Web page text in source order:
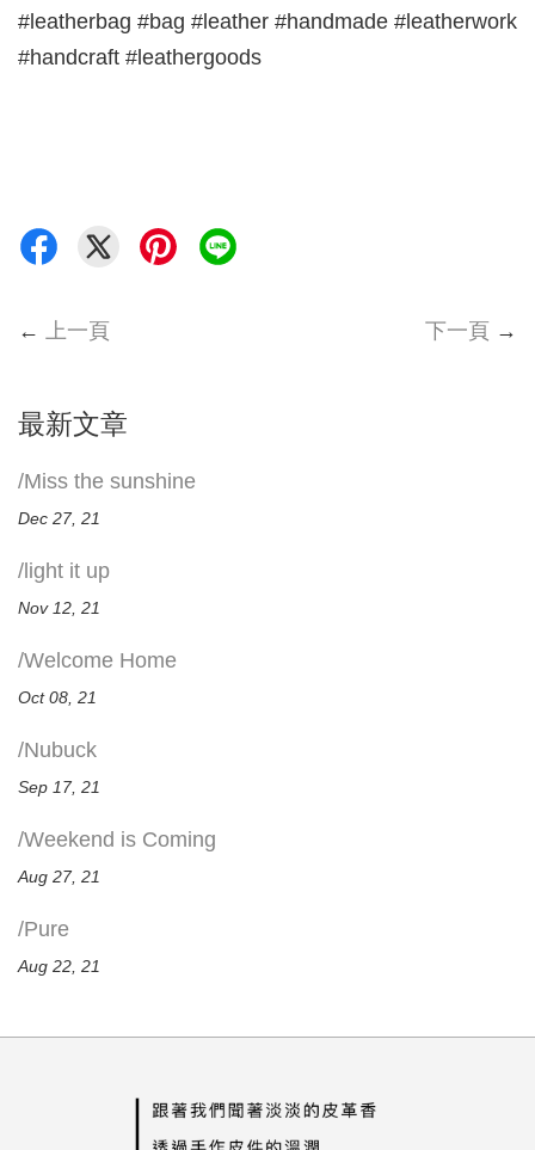
#leatherbag #bag #leather #handmade #leatherwork
#handcraft #leathergoods
← 上一頁 下一頁 →
最新文章
/Miss the sunshine
Dec 27, 21
/light it up
Nov 12, 21
/Welcome Home
Oct 08, 21
/Nubuck
Sep 17, 21
/Weekend is Coming
Aug 27, 21
/Pure
Aug 22, 21